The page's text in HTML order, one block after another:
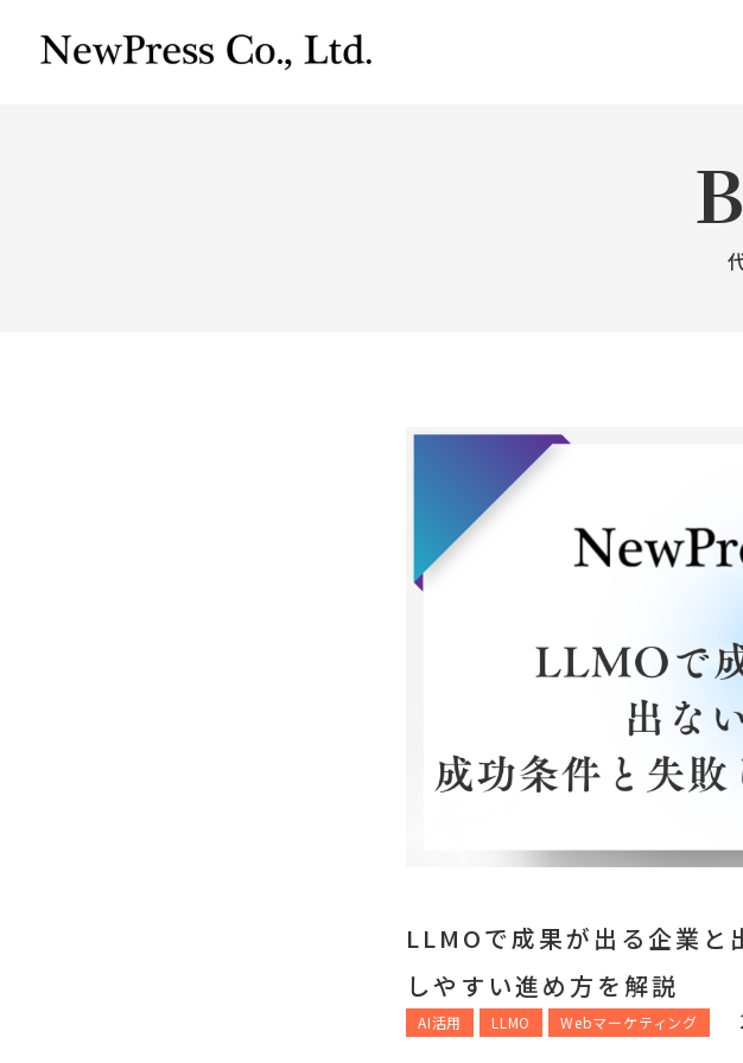
LLMOで成果が出る企業と
しやすい進め方を解説
AI活用 LLMO Webマーケティング